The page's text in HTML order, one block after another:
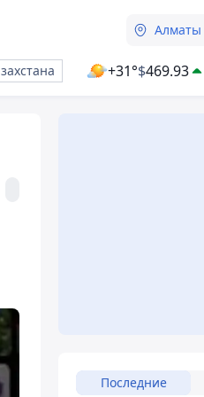
Алматы
+31°$469.93
Последние